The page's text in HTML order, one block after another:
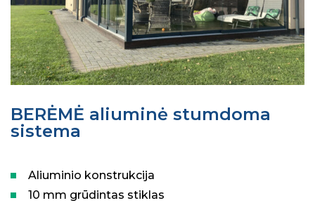
BERĖMĖ aliuminė stumdoma
sistema
Aliuminio konstrukcija
10 mm grūdintas stiklas